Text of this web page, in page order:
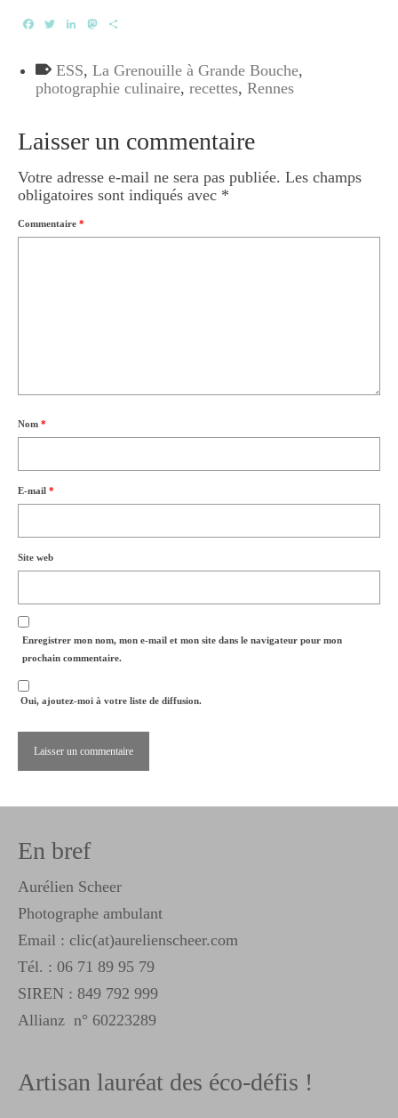
Facebook
TwitterLinkedInMastodon
ESS, La Grenouille à Grande Bouche,
photographie culinaire, recettes, Rennes
Laisser un commentaire
Votre adresse e-mail ne sera pas publiée. Les champs
obligatoires sont indiqués avec *
Commentaire *
Nom *
E-mail *
Site web
Enregistrer mon nom, mon e-mail et mon site dans le navigateur pour mon
prochain commentaire.
Oui, ajoutez-moi à votre liste de diffusion.
En bref
Aurélien Scheer
Photographe ambulant
Email : clic(at)aurelienscheer.com
Tél. : 06 71 89 95 79
SIREN : 849 792 999
Allianz n° 60223289
Artisan lauréat des éco-défis !